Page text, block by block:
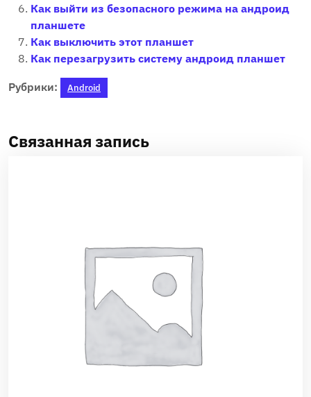
Как выйти из безопасного режима на андроид
планшете
Как выключить этот планшет
Как перезагрузить систему андроид планшет
Рубрики: Android
Связанная запись